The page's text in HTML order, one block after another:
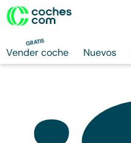
GRATIS
Vender coche Nuevos